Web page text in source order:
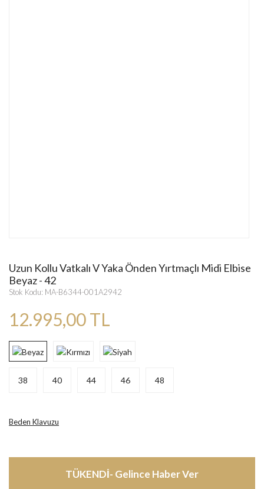
Uzun Kollu Vatkalı V Yaka Önden Yırtmaçlı Midi Elbise
Beyaz - 42
Stok Kodu: MA-B6344-001A2942
12.995,00 TL
38 40 44 46 48
Beden Klavuzu
TÜKENDİ- Gelince Haber Ver